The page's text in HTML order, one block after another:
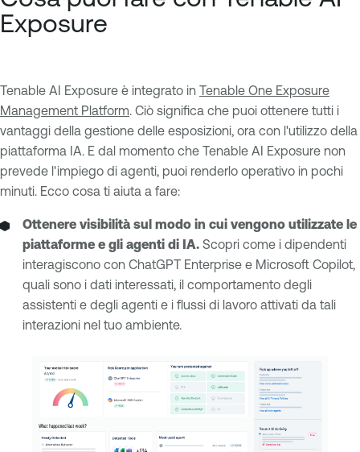
Exposure
Tenable AI Exposure è integrato in Tenable One Exposure
Management Platform . Ciò significa che puoi ottenere tutti i
vantaggi della gestione delle esposizioni, ora con l'utilizzo della
piattaforma IA. E dal momento che Tenable AI Exposure non
prevede l'impiego di agenti, puoi renderlo operativo in pochi
minuti. Ecco cosa ti aiuta a fare:
Ottenere visibilità sul modo in cui vengono utilizzate le
piattaforme e gli agenti di IA. Scopri come i dipendenti
interagiscono con ChatGPT Enterprise e Microsoft Copilot,
quali sono i dati interessati, il comportamento degli
assistenti e degli agenti e i flussi di lavoro attivati da tali
interazioni nel tuo ambiente.